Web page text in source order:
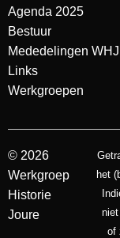
Agenda 2025
Bestuur
Mededelingen WHJ
Links
Werkgroepen
© 2026
Werkgroep
Historie
Joure
het
of